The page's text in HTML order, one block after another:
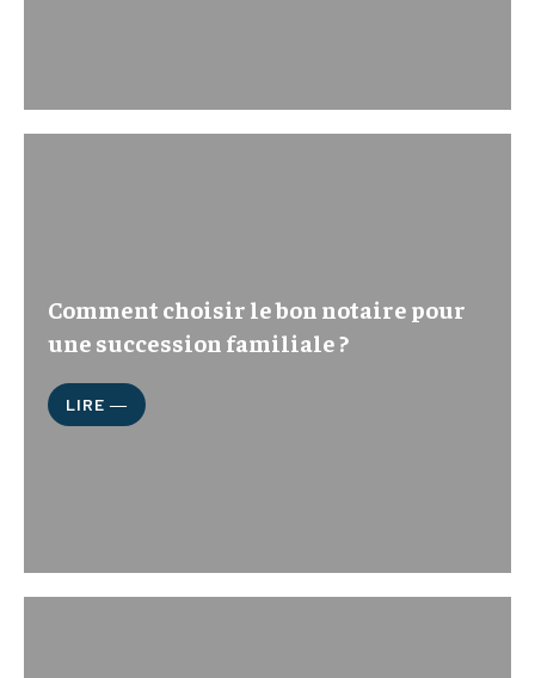
Comment choisir le bon notaire pour
une succession familiale ?
LIRE ―